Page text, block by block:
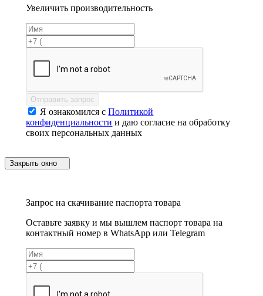
Увеличить производительность
Отправить запрос
Я ознакомился сПолитикой
конфиденциальности и даю согласие на обработку
своих персональных данных
Закрыть окно
Запрос на скачивание паспорта товара
Оставьте заявку и мы вышлем паспорт товара на
контактный номер в WhatsApp или Telegram